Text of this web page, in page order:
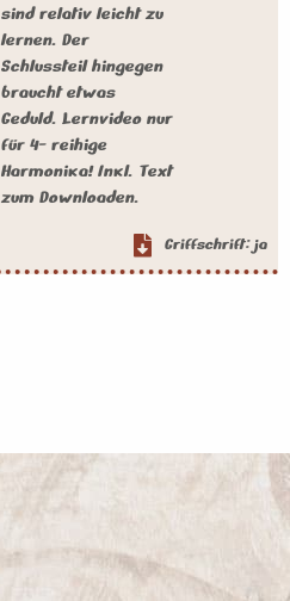
sind relativ leicht zu
lernen. Der
Schlussteil hingegen
braucht etwas
Geduld. Lernvideo nur
für 4- reihige
Harmonika! Inkl. Text
zum Downloaden.
Griffschrift: ja